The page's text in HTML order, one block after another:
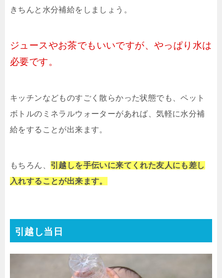
きちんと水分補給をしましょう。
ジュースやお茶でもいいですが、やっぱり水は
必要です。
キッチンなどものすごく散らかった状態でも、ペット
ボトルのミネラルウォーターがあれば、気軽に水分補
給をすることが出来ます。
もちろん、 引越しを手伝いに来てくれた友人にも差し
入れすることが出来ます。
引越し当日